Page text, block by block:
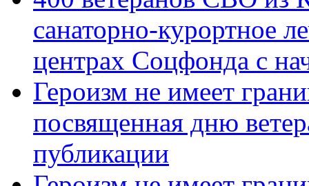
санаторно-курортное
центрах Соцфонда с
Героизм не имеет
посвященная дню
публикации